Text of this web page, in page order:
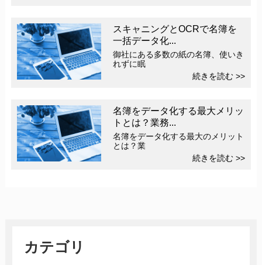
スキャニングとOCRで名簿を
一括データ化...
御社にある多数の紙の名簿、使いき
れずに眠
続きを読む >>
名簿をデータ化する最大メリッ
トとは？業務...
名簿をデータ化する最大のメリット
とは？業
続きを読む >>
カテゴリ